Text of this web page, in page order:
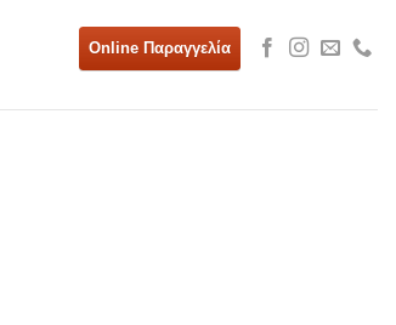
Online Παραγγελία